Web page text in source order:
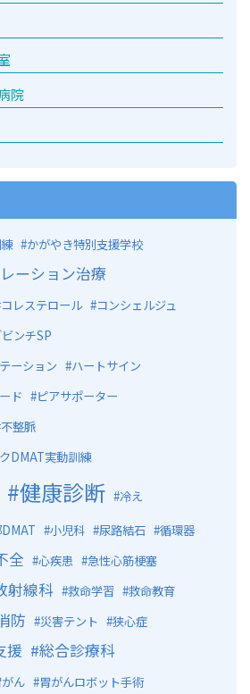
院
かがやき特別支援学校
ーション治療
コレステロール
コンシェルジュ
ンチSP
ーション
ハートサイン
ド
ピアサポーター
不整脈
DMAT実動訓練
健康診断
冷え
小児科 尿路結石 循環器
全 心疾患
急性心筋梗塞
射線科 救命学習
救命教育
防 災害テント 狭心症
援 総合診療科
がん 胃がんロボット手術